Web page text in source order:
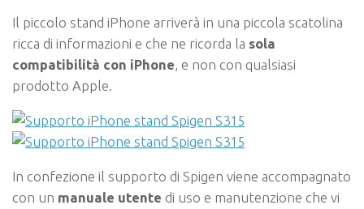
Il piccolo stand iPhone arriverà in una piccola scatolina
ricca di informazioni e che ne ricorda la sola
compatibilità con iPhone, e non con qualsiasi
prodotto Apple.
In confezione il supporto di Spigen viene accompagnato
con un manuale utente di uso e manutenzione che vi